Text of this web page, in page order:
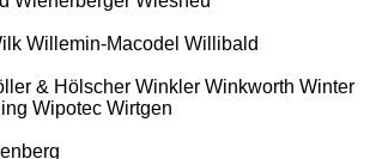
Willemin-Macodel Willibald
& Hölscher Winkler Winkworth Winter
Wipotec Wirtgen